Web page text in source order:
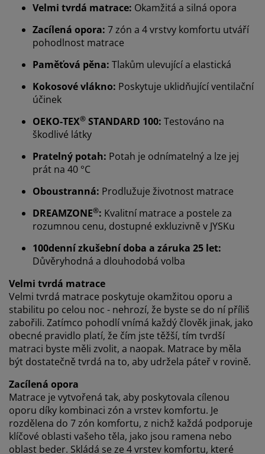
Velmi tvrdá matrace: Okamžitá a silná opora
Zacílená opora: 7 zón a 4 vrstvy komfortu utváří
pohodlnost matrace
Paměťová pěna: Tlakům ulevující a elastická
Kokosové vlákno: Poskytuje uklidňující ventilační
účinek
OEKO-TEX® STANDARD 100: Testováno na
škodlivé látky
Pratelný potah: Potah je odnímatelný a lze jej
prát na 40 °C
Oboustranná: Prodlužuje životnost matrace
DREAMZONE®: Kvalitní matrace a postele za
rozumnou cenu, dostupné exkluzivně v JYSKu
100denní zkušební doba a záruka 25 let:
Důvěryhodná a dlouhodobá volba
Velmi tvrdá matrace
Velmi tvrdá matrace poskytuje okamžitou oporu a
stabilitu po celou noc - nehrozí, že byste se do ní příliš
zabořili. Zatímco pohodlí vnímá každý člověk jinak, jako
obecné pravidlo platí, že čím jste těžší, tím tvrdší
matraci byste měli zvolit, a naopak. Matrace by měla
být dostatečně tvrdá na to, aby udržela páteř v rovině.
Zacílená opora
Matrace je vytvořená tak, aby poskytovala cílenou
oporu díky kombinaci zón a vrstev komfortu. Je
rozdělena do 7 zón komfortu, z nichž každá podporuje
klíčové oblasti vašeho těla, jako jsou ramena nebo
oblast beder. Skládá se ze 4 vrstev komfortu, které
Personalizujeme váš zážitek
V JYSKu používáme soubory cookie a mobilní
identifikátory, abychom vám při návštěvě našich
webových stránek zajistili příjemný zážitek. Cookies
shromažďují informace o vás za účelem zajištění
funkčnosti, statistik a relevantního marketingu.
Při přijetí marketingových cookies budeme sdílet vaše
údaje o prohlížení s marketingovými partnery (např.
Google, Meta a TikTok) pro cílenou a statickou reklamu.
O jednotlivých účelech se můžete dozvědět více části
„Upravit“ a svůj souhlas můžete kdykoli odvolat
kliknutím na ikonu cookies. Kliknutím na „Přijmout vše“